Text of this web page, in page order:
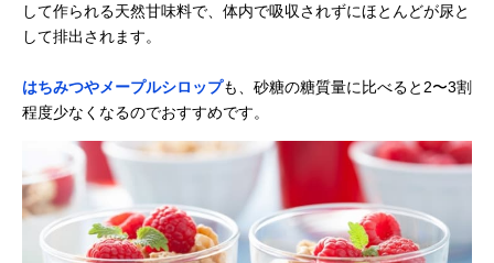
して作られる天然甘味料で、体内で吸収されずにほとんどが尿と
して排出されます。
はちみつやメープルシロップも、砂糖の糖質量に比べると2〜3割
程度少なくなるのでおすすめです。